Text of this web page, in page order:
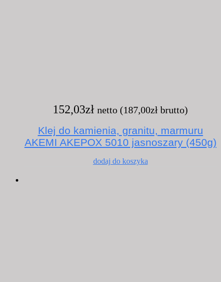
152,03zł netto (187,00zł brutto)
Klej do kamienia, granitu, marmuru
AKEMI AKEPOX 5010 jasnoszary (450g)
dodaj do koszyka